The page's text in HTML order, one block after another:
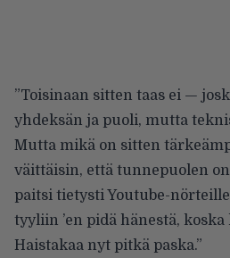
”Toisinaan sitten taas ei —
yhdeksän ja puoli, mutta
Mutta mikä on sitten
väittäisin, että tunnepuolen
paitsi tietysti Youtube-
tyyliin ’en pidä hänestä,
Haistakaa nyt pitkä paska.”